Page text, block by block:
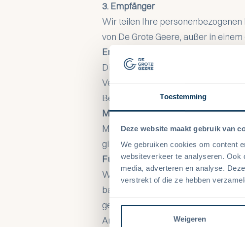
Toestemming
Deze website maakt gebruik van
We gebruiken cookies om content
websiteverkeer te analyseren.
media, adverteren en analyse.
verstrekt of die ze hebben
Weigeren
3. Empfänger
Wir teilen Ihre
von De Grote Geere, außer in
Erfüllung eines Vertrags
Die Weitergabe Ihrer
Verpflichtungen Ihnen gegenüber
Bezahlung von Buchungen
Mit Ihrer Einwilligung
Mit Ihrer Einwilligung können wir
gilt nur, wenn klar ist, wofür Sie
Für externe Verarbeitung
Wir geben personenbezogene
basierend auf unseren
geeigneten Vertraulichkeits- und
Anbieter, Administratoren des